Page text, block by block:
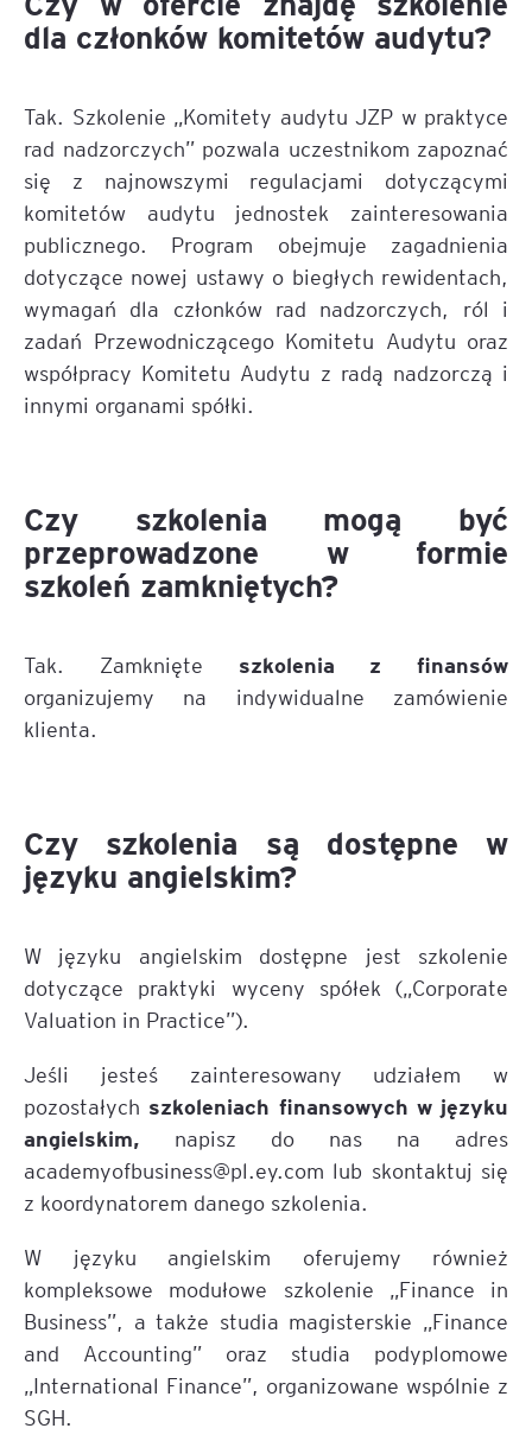
dla członków komitetów audytu?
Tak. Szkolenie „Komitety audytu JZP w praktyce
rad nadzorczych” pozwala uczestnikom zapoznać
się z najnowszymi regulacjami dotyczącymi
komitetów audytu jednostek zainteresowania
publicznego. Program obejmuje zagadnienia
dotyczące nowej ustawy o biegłych rewidentach,
wymagań dla członków rad nadzorczych, ról i
zadań Przewodniczącego Komitetu Audytu oraz
współpracy Komitetu Audytu z radą nadzorczą i
innymi organami spółki.
Czy szkolenia mogą być
przeprowadzone w formie
szkoleń zamkniętych?
Tak. Zamknięte szkolenia z finansów
organizujemy na indywidualne zamówienie
klienta.
Czy szkolenia są dostępne w
języku angielskim?
W języku angielskim dostępne jest szkolenie
dotyczące praktyki wyceny spółek („Corporate
Valuation in Practice”).
Jeśli jesteś zainteresowany udziałem w
pozostałych szkoleniach finansowych w języku
angielskim, napisz do nas na adres
academyofbusiness@pl.ey.com lub skontaktuj się
z koordynatorem danego szkolenia.
W języku angielskim oferujemy również
kompleksowe modułowe szkolenie „Finance in
Business”, a także studia magisterskie „Finance
and Accounting” oraz studia podyplomowe
„International Finance”, organizowane wspólnie z
SGH.